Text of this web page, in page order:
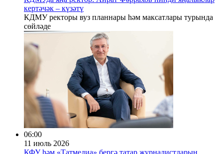
кертәчәк – күзәтү
КДМУ ректоры вуз планнары һәм максатлары турында
сөйләде
06:00
11 июль 2026
КФУ һәм «Татмедиа» бергә татар журналистларын